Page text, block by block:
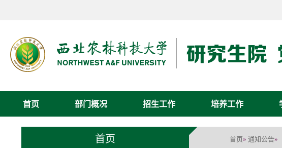
首页 部门概况 招生工作 培养工作
首页 首页» 通知公告»